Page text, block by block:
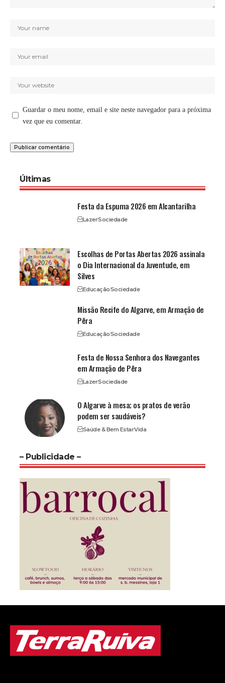
Guardar o meu nome, email e site neste navegador para a próxima
vez que eu comentar.
Últimas
Festa da Espuma 2026 em Alcantarilha
LazerSociedade
Escolhas de Portas Abertas 2026 assinala
o Dia Internacional da Juventude, em
Silves
EducaçãoSociedade
Missão Recife do Algarve, em Armação de
Pêra
EducaçãoSociedade
Festa de Nossa Senhora dos Navegantes
em Armação de Pêra
LazerSociedade
O Algarve à mesa; os pratos de verão
podem ser saudáveis?
Saúde & Bem EstarVida
– Publicidade –